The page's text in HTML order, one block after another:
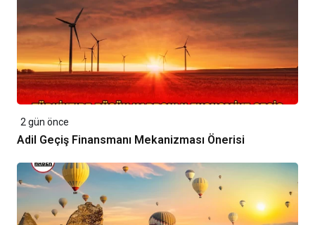
2 gün önce
Adil Geçiş Finansmanı Mekanizması Önerisi